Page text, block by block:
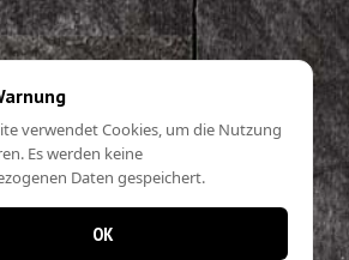
verwendet Cookies, um die Nutzung
Es werden keine
Daten gespeichert.
OK